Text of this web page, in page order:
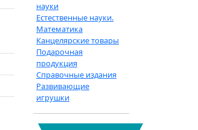
науки
Естественные науки.
Математика
Канцелярские товары
Подарочная
продукция
Справочные издания
Развивающие
игрушки